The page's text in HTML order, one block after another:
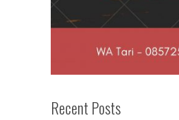
Recent Posts